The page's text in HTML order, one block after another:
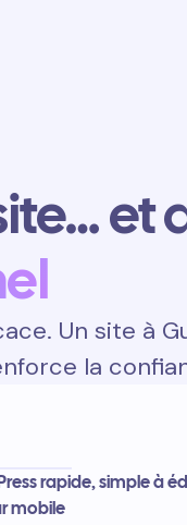
et
Un site à
la
rapide, simple à
mobile